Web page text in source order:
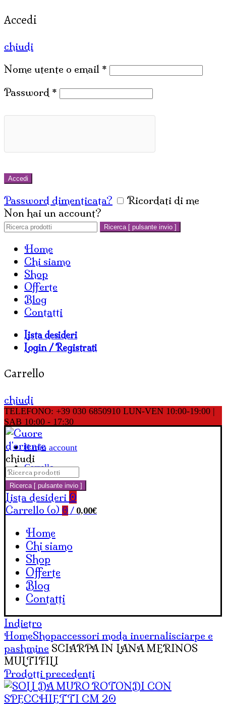
Accedi
chiudi
Nome utente o email *
Password *
Accedi
Password dimenticata?
Ricordati di me
Non hai un account?
Cerca:
Ricerca [ pulsante invio ]
Home
Chi siamo
Shop
Offerte
Blog
Contatti
Lista desideri
Login / Registrati
Carrello
chiudi
TELEFONO: +39 030 6850910 LUN-VEN 10:00-19:00 |
SAB 10:00 - 17:30
Il mio account
Carrello
chiudi
Cerca:
Ricerca [ pulsante invio ]
Lista desideri 0
Carrello (o) 0 / 0,00€
Home
Chi siamo
Shop
Offerte
Blog
Contatti
Indietro
HomeShopaccessori moda invernalisciarpe e
pashmine SCIARPA IN LANA MERINOS
MULTIFILI
Prodotti precedenti